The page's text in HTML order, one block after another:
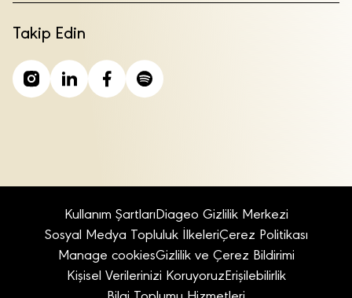
Takip Edin
Kullanım ŞartlarıDiageo Gizlilik Merkezi
Sosyal Medya Topluluk İlkeleriÇerez Politikası
Manage cookiesGizlilik ve Çerez Bildirimi
Kişisel Verilerinizi KoruyoruzErişilebilirlik